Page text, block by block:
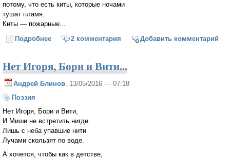
потому, что есть киты, которые ночами
тушат пламя.
Киты — пожарные...
Подробнее о Киты2 комментария Добавить комментарий
Нет Игоря, Бори и Вити...
Андрей Блинов, 13/05/2016 — 07:18
Поэзия
Нет Игоря, Бори и Вити,
И Миши не встретить нигде.
Лишь с неба упавшие нити
Лучами скользят по воде.
А хочется, чтобы как в детстве,